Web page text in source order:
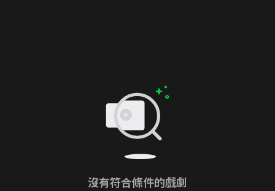
沒有符合條件的戲劇